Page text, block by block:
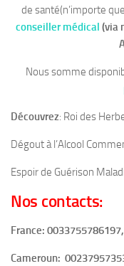
de santé(n’importe
conseiller médical (via
Nous somme
Découvrez: Roi des
Dégout à l’Alcool
Espoir de Guérison
Nos contacts:
France:
Cameroun: